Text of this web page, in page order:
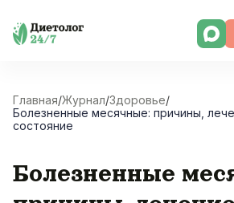
Skip
Главная/Журнал/Здоровье/
Болезненные месячные: причины,
состояние
Болезненные